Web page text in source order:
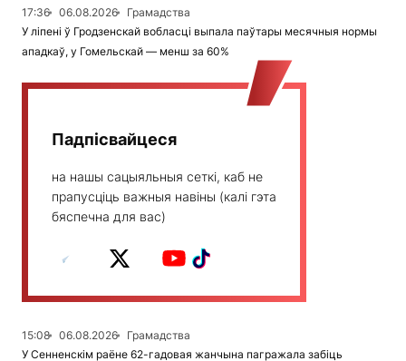
17:36
06.08.2026
Грамадства
У ліпені ў Гродзенскай вобласці выпала паўтары месячныя нормы
ападкаў, у Гомельскай — менш за 60%
Падпісвайцеся
на нашы сацыяльныя сеткі, каб не
прапусціць важныя навіны (калі гэта
бяспечна для вас)
15:08 06.08.2026
Грамадства
У Сенненскім раёне 62-гадовая жанчына пагражала забіць